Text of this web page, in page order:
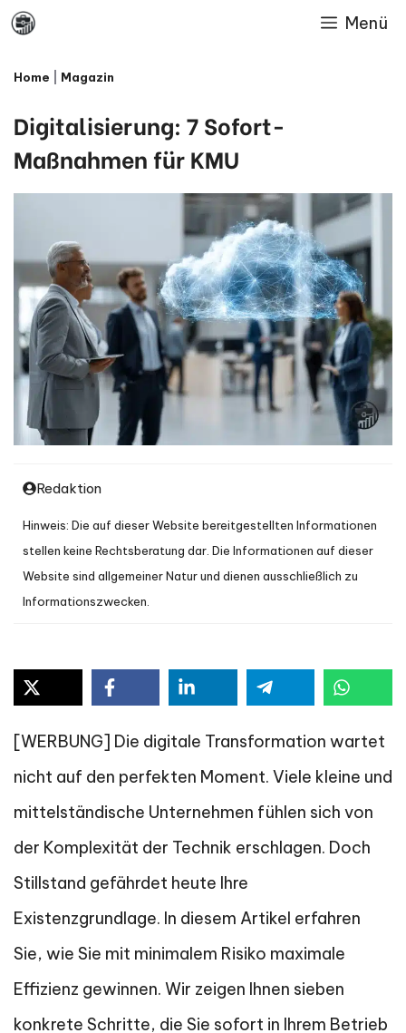
Skip
content
Menü
Home Magazin
Digitalisierung: 7 Sofort-
Maßnahmen für KMU
Redaktion
Hinweis: Die auf dieser Website bereitgestellten Informationen
stellen keine Rechtsberatung dar. Die Informationen auf dieser
Website sind allgemeiner Natur und dienen ausschließlich zu
Informationszwecken.
[WERBUNG] Die digitale Transformation wartet
nicht auf den perfekten Moment. Viele kleine und
mittelständische Unternehmen fühlen sich von
der Komplexität der Technik erschlagen. Doch
Stillstand gefährdet heute Ihre
Existenzgrundlage. In diesem Artikel erfahren
Sie, wie Sie mit minimalem Risiko maximale
Effizienz gewinnen. Wir zeigen Ihnen sieben
konkrete Schritte, die Sie sofort in Ihrem Betrieb